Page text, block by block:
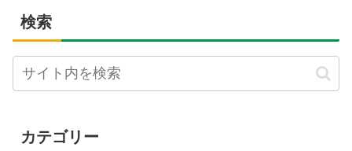
検索
カテゴリー